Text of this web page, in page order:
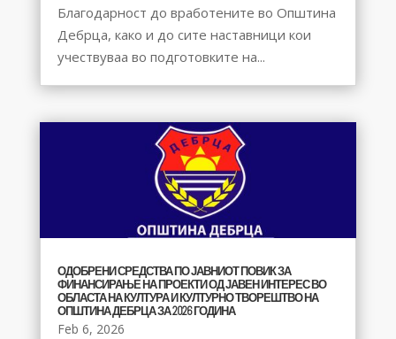
Благодарност до вработените во Општина
Дебрца, како и до сите наставници кои
учествуваа во подготовките на...
ОДОБРЕНИ СРЕДСТВА ПО ЈАВНИОТ ПОВИК ЗА
ФИНАНСИРАЊЕ НА ПРОЕКТИ ОД ЈАВЕН ИНТЕРЕС ВО
ОБЛАСТА НА КУЛТУРА И КУЛТУРНО ТВОРЕШТВО НА
ОПШТИНА ДЕБРЦА ЗА 2026 ГОДИНА
Feb 6, 2026